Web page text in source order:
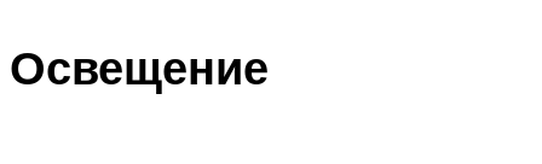
Освещение